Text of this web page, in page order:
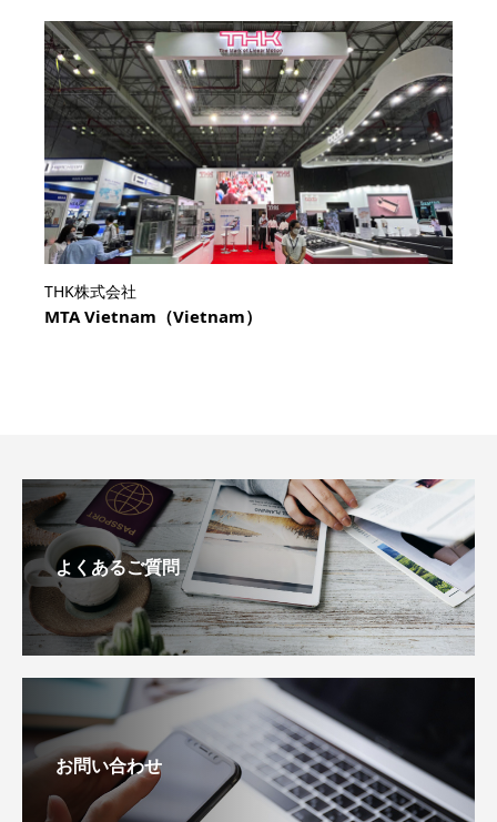
THK株式会社
MTA Vietnam（Vietnam）
よくあるご質問
お問い合わせ